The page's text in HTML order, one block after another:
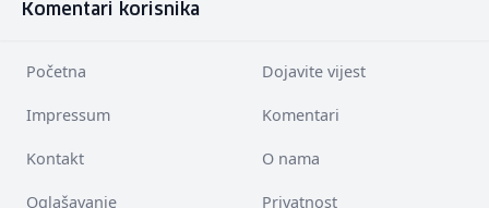
Komentari korisnika
Početna Dojavite vijest
Impressum Komentari
Kontakt O nama
Oglašavanje Privatnost